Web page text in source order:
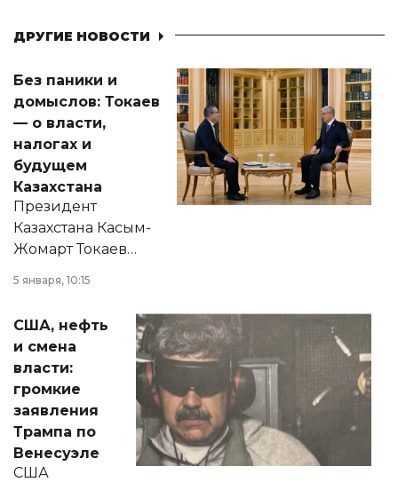
ДРУГИЕ НОВОСТИ
Без паники и
домыслов: Токаев
— о власти,
налогах и
будущем
Казахстана
Президент
Казахстана Касым-
Жомарт Токаев
сразу несколько
актуальных тем —
от слухов о
политических
реформах до
вопросов армии,
экономики и
личного здоровья.
5 января, 10:15
США, нефть
и смена
власти:
громкие
заявления
Трампа по
Венесуэле
США